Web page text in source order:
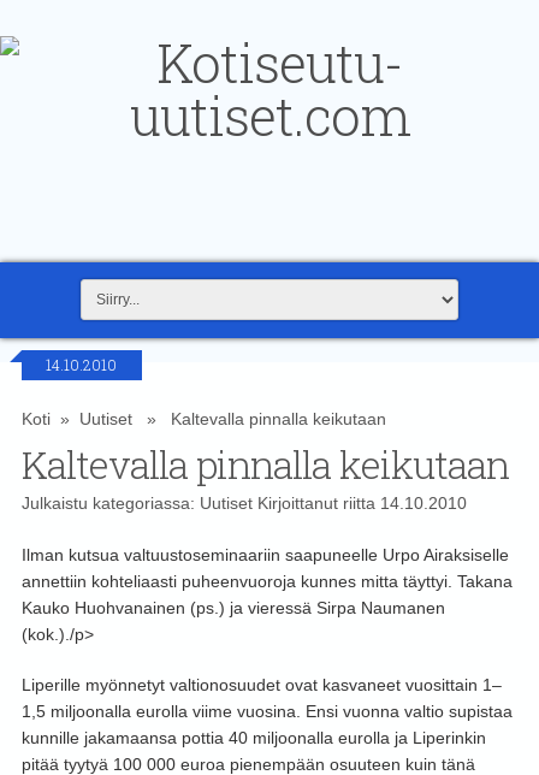
14.10.2010
Koti» Uutiset» Kaltevalla pinnalla keikutaan
Kaltevalla pinnalla keikutaan
Julkaistu kategoriassa: UutisetKirjoittanut riitta 14.10.2010
Ilman kutsua valtuustoseminaariin saapuneelle Urpo Airaksiselle
annettiin kohteliaasti puheenvuoroja kunnes mitta täyttyi. Takana
Kauko Huohvanainen (ps.) ja vieressä Sirpa Naumanen
(kok.)./p>
Liperille myönnetyt valtionosuudet ovat kasvaneet vuosittain 1–
1,5 miljoonalla eurolla viime vuosina. Ensi vuonna valtio supistaa
kunnille jakamaansa pottia 40 miljoonalla eurolla ja Liperinkin
pitää tyytyä 100 000 euroa pienempään osuuteen kuin tänä